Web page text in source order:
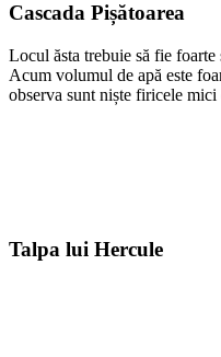
Cascada Pișătoarea
Locul ăsta trebuie să fie foarte
Acum volumul de apă este
observa sunt niște firicele mici
Talpa lui Hercule